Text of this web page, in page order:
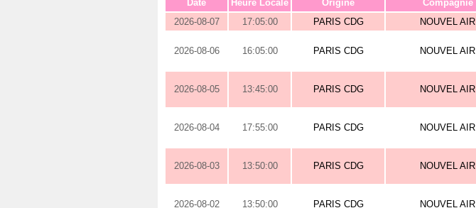
Date Heure Locale Origine Compagnie
2026-08-07
17:05:00 PARIS CDG NOUVEL AIR
2026-08-06 16:05:00 PARIS CDG NOUVEL AIR
2026-08-05 13:45:00 PARIS CDG NOUVEL AIR
2026-08-04 17:55:00 PARIS CDG NOUVEL AIR
2026-08-03 13:50:00 PARIS CDG NOUVEL AIR
2026-08-02 13:50:00 PARIS CDG NOUVEL AIR